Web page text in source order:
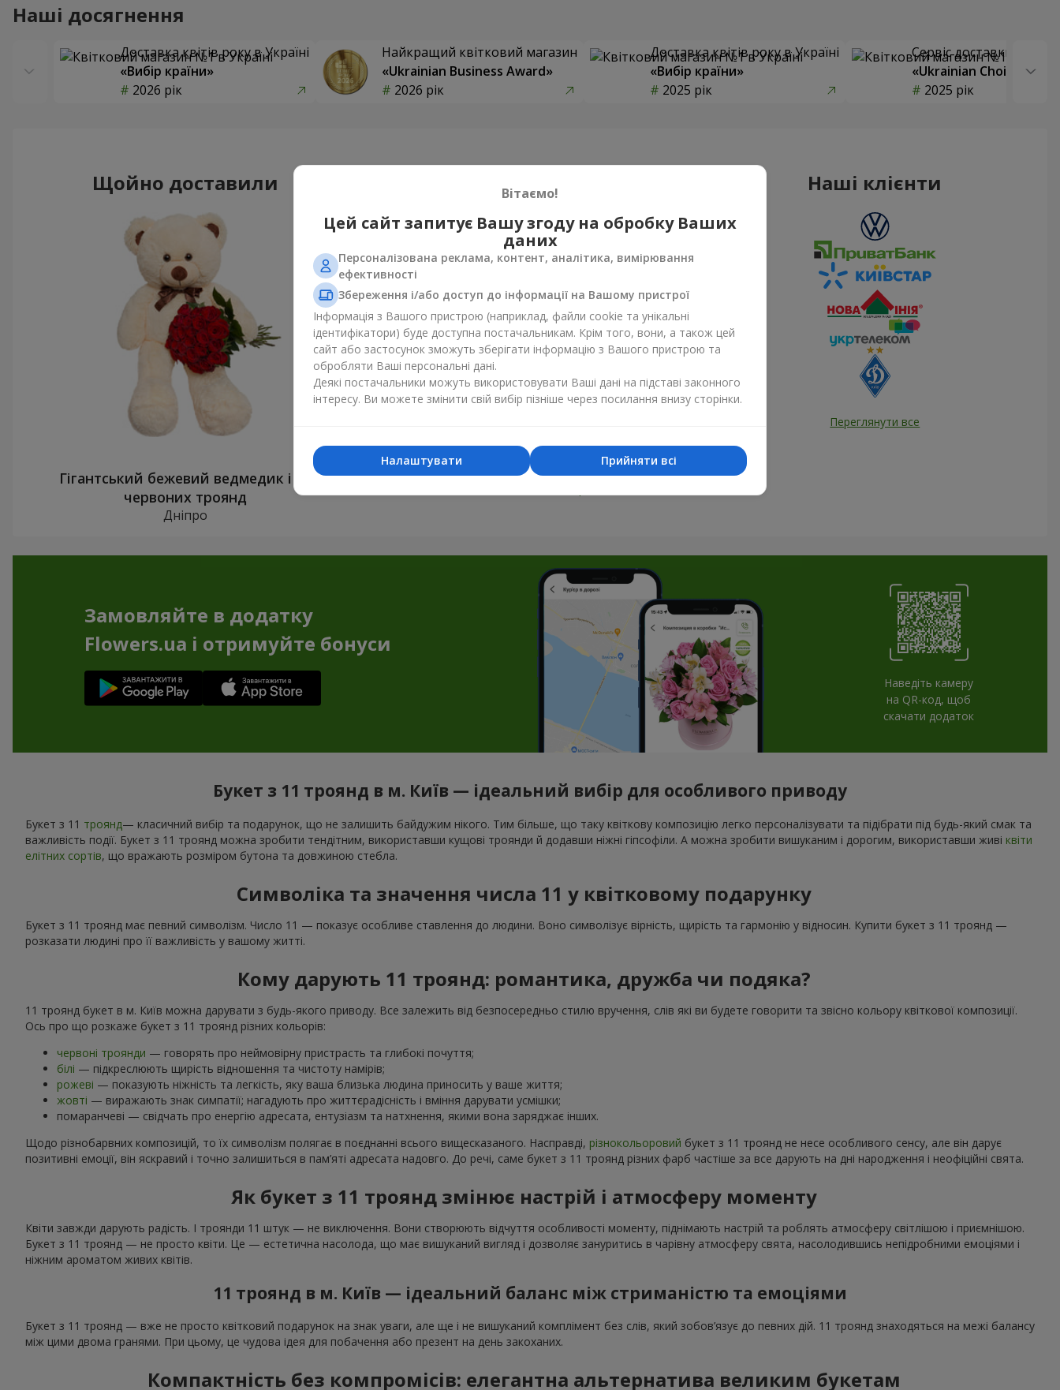
Наші досягнення
Доставка квітів року в Україні
«Вибір країни»
2026 рік
Найкращий квітковий магазин
«Ukrainian Business Award»
2026 рік
Доставка квітів року в Україні
«Вибір країни»
2025 рік
Сервіс доставки квітів
«Ukrainian Choice»
2025 рік
Щойно доставили
Гігантський бежевий ведмедик і 25
червоних троянд
Дніпро
Фотогалерея
Усі фото доставок
Наші клієнти
Переглянути все
Замовляйте в додатку
Flowers.ua і отримуйте бонуси
Наведіть камеру
на QR-код, щоб
скачати додаток
Букет з 11 троянд в м. Київ — ідеальний вибір для особливого приводу
Букет з 11 троянд— класичний вибір та подарунок, що не залишить байдужим нікого. Тим більше, що таку квіткову композицію легко персоналізувати та підібрати під будь-який смак та
важливість події. Букет з 11 троянд можна зробити тендітним, використавши кущові троянди й додавши ніжні гіпсофіли. А можна зробити вишуканим і дорогим, використавши живі квіти
елітних сортів, що вражають розміром бутона та довжиною стебла.
Символіка та значення числа 11 у квітковому подарунку
Букет з 11 троянд має певний символізм. Число 11 — показує особливе ставлення до людини. Воно символізує вірність, щирість та гармонію у відносин. Купити букет з 11 троянд —
розказати людині про її важливість у вашому житті.
Кому дарують 11 троянд: романтика, дружба чи подяка?
11 троянд букет в м. Київ можна дарувати з будь-якого приводу. Все залежить від безпосередньо стилю вручення, слів які ви будете говорити та звісно кольору квіткової композиції.
Ось про що розкаже букет з 11 троянд різних кольорів:
червоні троянди — говорять про неймовірну пристрасть та глибокі почуття;
білі — підкреслюють щирість відношення та чистоту намірів;
рожеві — показують ніжність та легкість, яку ваша близька людина приносить у ваше життя;
жовті — виражають знак симпатії; нагадують про життєрадісність і вміння дарувати усмішки;
помаранчеві — свідчать про енергію адресата, ентузіазм та натхнення, якими вона заряджає інших.
Щодо різнобарвних композицій, то їх символізм полягає в поєднанні всього вищесказаного. Насправді, різнокольоровий букет з 11 троянд не несе особливого сенсу, але він дарує
позитивні емоції, він яскравий і точно залишиться в пам’яті адресата надовго. До речі, саме букет з 11 троянд різних фарб частіше за все дарують на дні народження і неофіційні свята.
Як букет з 11 троянд змінює настрій і атмосферу моменту
Квіти завжди дарують радість. І троянди 11 штук — не виключення. Вони створюють відчуття особливості моменту, піднімають настрій та роблять атмосферу світлішою і приємнішою.
Букет з 11 троянд — не просто квіти. Це — естетична насолода, що має вишуканий вигляд і дозволяє зануритись в чарівну атмосферу свята, насолодившись непідробними емоціями і
ніжним ароматом живих квітів.
11 троянд в м. Київ — ідеальний баланс між стриманістю та емоціями
Букет з 11 троянд — вже не просто квітковий подарунок на знак уваги, але ще і не вишуканий комплімент без слів, який зобов’язує до певних дій. 11 троянд знаходяться на межі балансу
між цими двома гранями. При цьому, це чудова ідея для побачення або презент на день закоханих.
Компактність без компромісів: елегантна альтернатива великим букетам
Вітаємо!
Цей сайт запитує Вашу згоду на обробку Ваших
даних
Персоналізована реклама, контент, аналітика, вимірювання
ефективності
Збереження і/або доступ до інформації на Вашому пристрої
Інформація з Вашого пристрою (наприклад, файли cookie та унікальні
ідентифікатори) буде доступна постачальникам. Крім того, вони, а також цей
сайт або застосунок зможуть зберігати інформацію з Вашого пристрою та
обробляти Ваші персональні дані.
Деякі постачальники можуть використовувати Ваші дані на підставі законного
інтересу. Ви можете змінити свій вибір пізніше через посилання внизу сторінки.
Прийняти всі
Налаштувати